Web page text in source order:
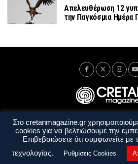
Απελευθέρωση 12
την Παγκόσμια Ημέρα
Ταυτότητα Πολιτική Απορρήτου
Όροι και
Στο cretanmagazine.gr
cookies για να βελτιώσουμε την
Επιβεβαιώσετε ότι συμφωνείτε με
τεχνολογίας.
Ρυθμίσεις Cookies